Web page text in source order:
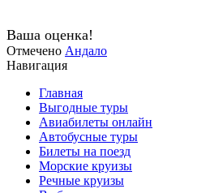
Ваша оценка!
Отмечено Андало
Навигация
Главная
Выгодные туры
Авиабилеты онлайн
Автобусные туры
Билеты на поезд
Морские круизы
Речные круизы